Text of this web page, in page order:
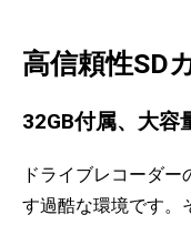
高信頼性SD
32GB付属、大容
ドライブレコーダ
す過酷な環境です。